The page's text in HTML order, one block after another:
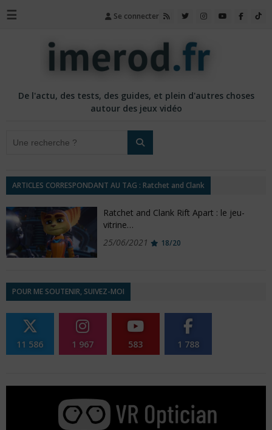
☰ Se connecter
De l'actu, des tests, des guides, et plein d'autres choses
autour des jeux vidéo
ARTICLES CORRESPONDANT AU TAG : Ratchet and Clank
Ratchet and Clank Rift Apart : le jeu-
vitrine…
25/06/2021
18/20
POUR ME SOUTENIR, SUIVEZ-MOI
11 586 1 967 583 1 788